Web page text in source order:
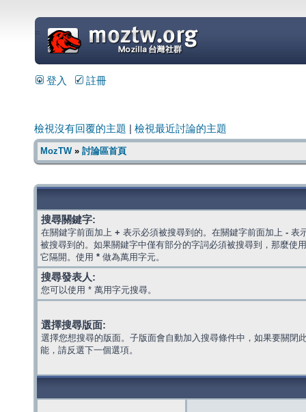
=
登入 註冊
檢視沒有回覆的主題 檢視最近討論的主題
MozTW» 討論區首頁
搜尋關鍵字:
在關鍵字前面加上 + 表示必須被搜尋到的。在關鍵字前面加上 - 表
被搜尋到的。如果關鍵字中僅有部分的字詞必須被搜尋到，那麼使
它隔開。使用 * 做為萬用字元。
搜尋發表人:
您可以使用 * 萬用字元搜尋。
選擇搜尋版面:
選擇您想搜尋的版面。子版面會自動加入搜尋條件中，如果要關閉
能，請反選下一個選項。